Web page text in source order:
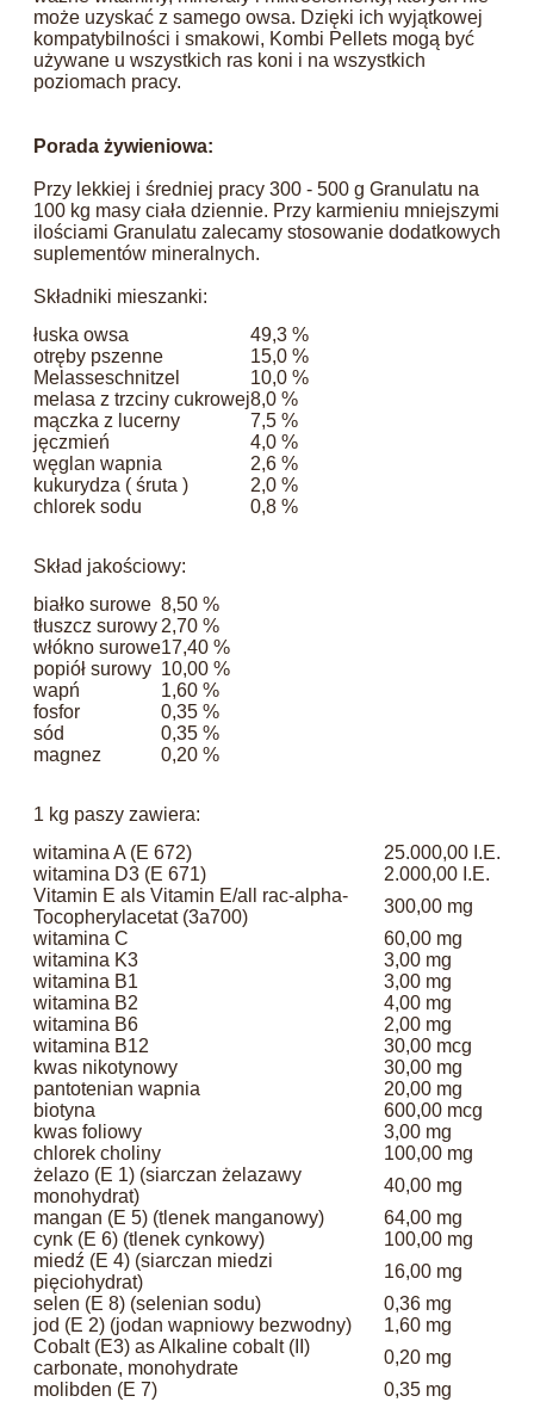
może uzyskać z samego owsa. Dzięki ich wyjątkowej
kompatybilności i smakowi, Kombi Pellets mogą być
używane u wszystkich ras koni i na wszystkich
poziomach pracy.
Porada żywieniowa:
Przy lekkiej i średniej pracy 300 - 500 g Granulatu na
100 kg masy ciała dziennie. Przy karmieniu mniejszymi
ilościami Granulatu zalecamy stosowanie dodatkowych
suplementów mineralnych.
Składniki mieszanki:
łuska owsa
49,3 %
otręby pszenne
15,0 %
Melasseschnitzel
10,0 %
melasa z trzciny cukrowej8,0 %
mączka z lucerny
7,5 %
jęczmień
4,0 %
węglan wapnia
2,6 %
kukurydza ( śruta )
2,0 %
chlorek sodu
0,8 %
Skład jakościowy:
białko surowe 8,50 %
tłuszcz surowy 2,70 %
włókno surowe17,40 %
popiół surowy 10,00 %
wapń
1,60 %
fosfor
0,35 %
sód
0,35 %
magnez
0,20 %
1 kg paszy zawiera:
witamina A (E 672)
25.000,00 I.E.
witamina D3 (E 671)
2.000,00 I.E.
Vitamin E als Vitamin E/all rac-alpha-
Tocopherylacetat (3a700)
300,00 mg
witamina C
60,00 mg
witamina K3
3,00 mg
witamina B1
3,00 mg
witamina B2
4,00 mg
witamina B6
2,00 mg
witamina B12
30,00 mcg
kwas nikotynowy
30,00 mg
pantotenian wapnia
20,00 mg
biotyna
600,00 mcg
kwas foliowy
3,00 mg
chlorek choliny
100,00 mg
żelazo (E 1) (siarczan żelazawy
monohydrat)
40,00 mg
mangan (E 5) (tlenek manganowy)
64,00 mg
cynk (E 6) (tlenek cynkowy)
100,00 mg
miedź (E 4) (siarczan miedzi
pięciohydrat)
16,00 mg
selen (E 8) (selenian sodu)
0,36 mg
jod (E 2) (jodan wapniowy bezwodny)
1,60 mg
Cobalt (E3) as Alkaline cobalt (II)
carbonate, monohydrate
0,20 mg
molibden (E 7)
0,35 mg